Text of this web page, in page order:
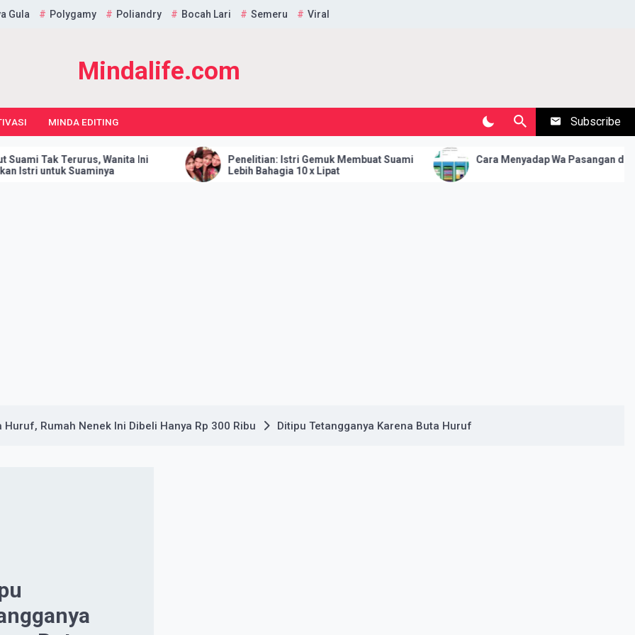
Gula Polygamy Poliandry Bocah Lari Semeru Viral
Mindalife.com
MINDA EDITING Subscribe
Terurus, Wanita Ini
Suaminya
Penelitian: Istri Gemuk Membuat Suami
Lebih Bahagia 10 x Lipat
Cara Menyadap Wa Pasangan di HP Kita
Rumah Nenek Ini Dibeli Hanya Rp 300 Ribu Ditipu Tetangganya Karena Buta Huruf